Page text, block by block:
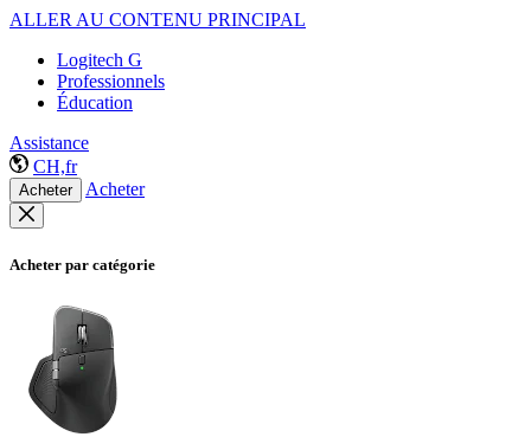
ALLER AU CONTENU PRINCIPAL
Logitech G
Professionnels
Éducation
Assistance
CH,fr
Acheter Acheter
Acheter par catégorie